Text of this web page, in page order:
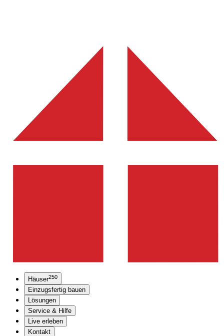
Häuser250
Einzugsfertig bauen
Lösungen
Service & Hilfe
Live erleben
Kontakt